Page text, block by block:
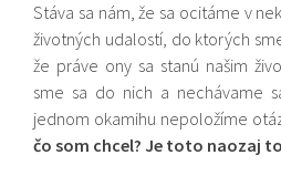
Stáva sa nám, že sa ocitáme v
životných udalostí, do ktorých
že práve ony sa stanú našim
sme sa do nich a nechávame
jednom okamihu nepoložíme
čo som chcel? Je toto naozaj